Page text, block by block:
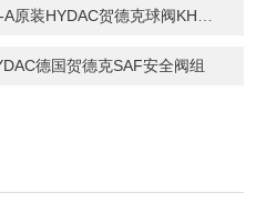
装HYDAC贺德克球阀KHB系列
德国贺德克SAF安全阀组